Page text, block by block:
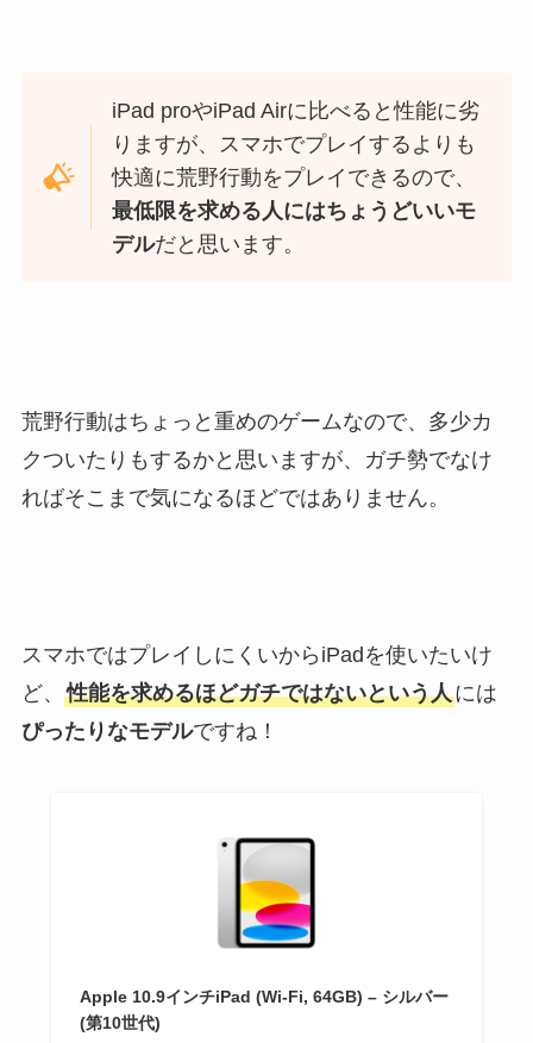
iPad proやiPad Airに比べると性能に劣
りますが、スマホでプレイするよりも
快適に荒野行動をプレイできるので、
最低限を求める人にはちょうどいいモ
デルだと思います。
荒野行動はちょっと重めのゲームなので、多少カ
クついたりもするかと思いますが、ガチ勢でなけ
ればそこまで気になるほどではありません。
スマホではプレイしにくいからiPadを使いたいけ
ど、 性能を求めるほどガチではないという人には
ぴったりなモデルですね！
Apple 10.9インチiPad (Wi-Fi, 64GB) – シルバー
(第10世代)